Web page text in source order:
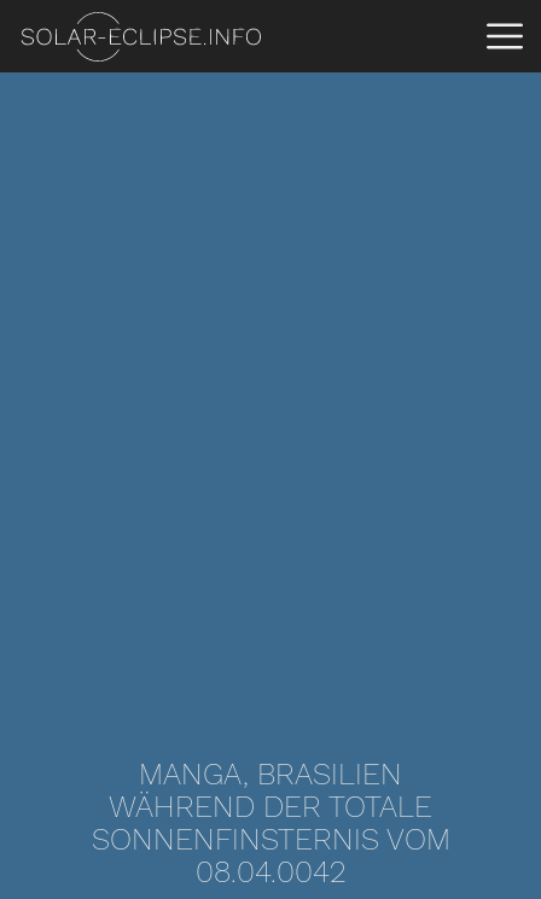
MANGA, BRASILIEN
WÄHREND DER TOTALE
SONNENFINSTERNIS VOM
08.04.0042